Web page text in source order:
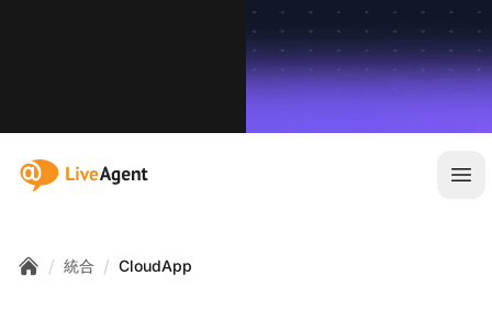
:site.title
メ
/ 統合 / CloudApp